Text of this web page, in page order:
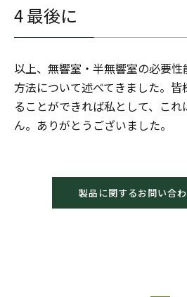
4 最後に
以上、無響室・半無響室の必要
方法について述べてきました。
ることができれば私として、こ
ん。ありがとうございました。
製品に関するお問い合